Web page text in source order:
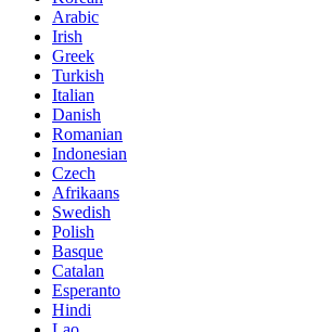
Arabic
Irish
Greek
Turkish
Italian
Danish
Romanian
Indonesian
Czech
Afrikaans
Swedish
Polish
Basque
Catalan
Esperanto
Hindi